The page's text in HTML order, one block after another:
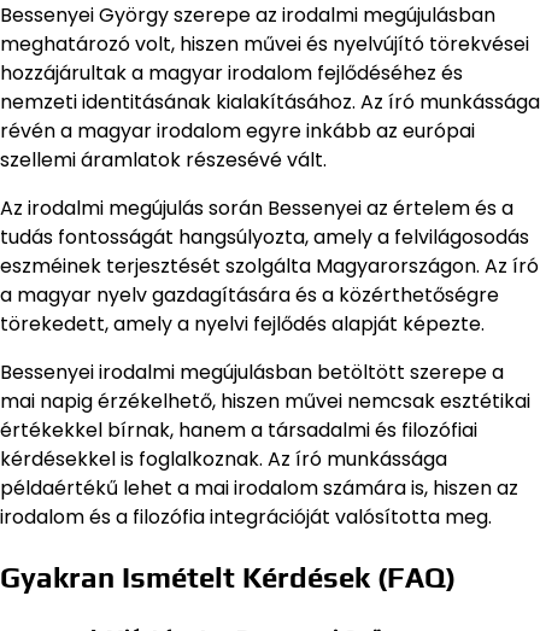
Bessenyei György szerepe az irodalmi megújulásban
meghatározó volt, hiszen művei és nyelvújító törekvései
hozzájárultak a magyar irodalom fejlődéséhez és
nemzeti identitásának kialakításához. Az író munkássága
révén a magyar irodalom egyre inkább az európai
szellemi áramlatok részesévé vált.
Az irodalmi megújulás során Bessenyei az értelem és a
tudás fontosságát hangsúlyozta, amely a felvilágosodás
eszméinek terjesztését szolgálta Magyarországon. Az író
a magyar nyelv gazdagítására és a közérthetőségre
törekedett, amely a nyelvi fejlődés alapját képezte.
Bessenyei irodalmi megújulásban betöltött szerepe a
mai napig érzékelhető, hiszen művei nemcsak esztétikai
értékekkel bírnak, hanem a társadalmi és filozófiai
kérdésekkel is foglalkoznak. Az író munkássága
példaértékű lehet a mai irodalom számára is, hiszen az
irodalom és a filozófia integrációját valósította meg.
Gyakran Ismételt Kérdések (FAQ)